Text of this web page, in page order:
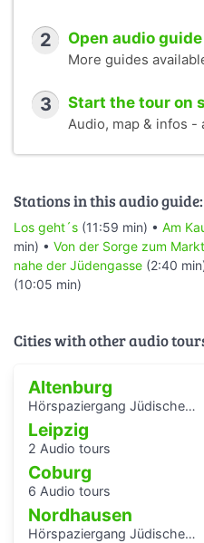
2 Open audio
More guides
3 Start the tour on
Audio, map & infos -
Stations in this audio guide:
Los geht´s (11:59 min) • Am
min) • Von der Sorge zum Markt
nahe der Jüdengasse (2:40
(10:05 min)
Cities with other audio
Altenburg
Hörspaziergang Jüdische Geschichte in Altenburg
Leipzig
2 Audio tours
Coburg
6 Audio tours
Nordhausen
Hörspaziergang Jüdische Geschichte in Nordhausen